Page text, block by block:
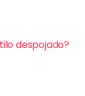
despojado?